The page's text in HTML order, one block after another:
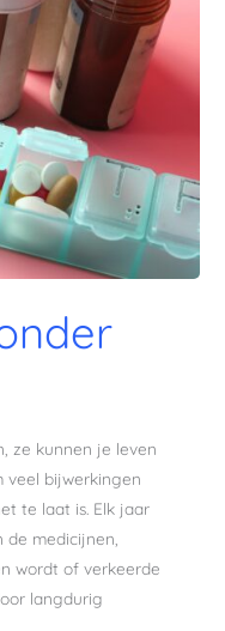
ze kunnen je leven
veel bijwerkingen
te laat is. Elk jaar
medicijnen,
wordt of verkeerde
langdurig